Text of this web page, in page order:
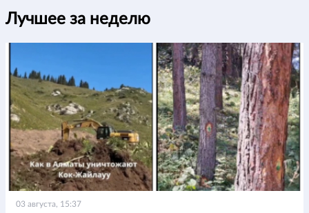
Лучшее за неделю
03 августа, 15:37